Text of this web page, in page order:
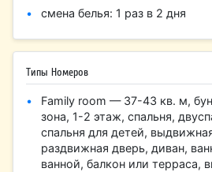
смена белья: 1 раз в 2 дня
Типы Номеров
Family room — 37-43 кв. м,
зона, 1-2 этаж, спальня,
спальня для детей,
раздвижная дверь, диван,
ванной, балкон или терраса,